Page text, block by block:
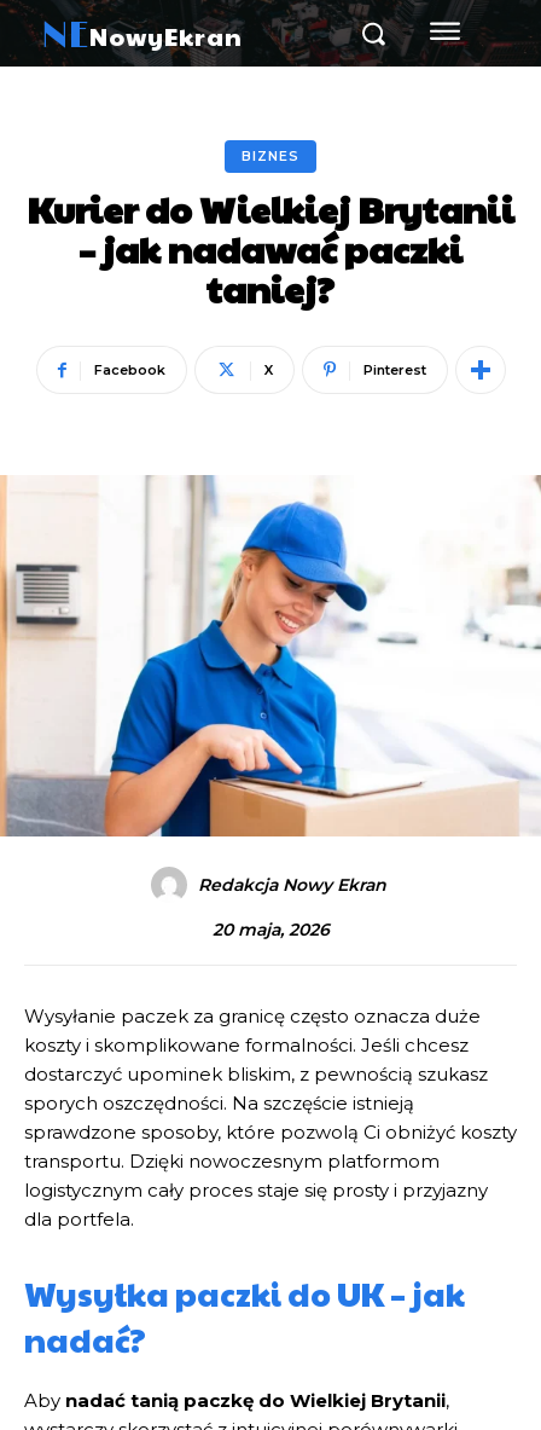
NENowyEkran
BIZNES
Kurier do Wielkiej Brytanii
– jak nadawać paczki
taniej?
Facebook X Pinterest
Redakcja Nowy Ekran
20 maja, 2026
Wysyłanie paczek za granicę często oznacza duże
koszty i skomplikowane formalności. Jeśli chcesz
dostarczyć upominek bliskim, z pewnością szukasz
sporych oszczędności. Na szczęście istnieją
sprawdzone sposoby, które pozwolą Ci obniżyć koszty
transportu. Dzięki nowoczesnym platformom
logistycznym cały proces staje się prosty i przyjazny
dla portfela.
Wysyłka paczki do UK – jak
nadać?
Aby nadać tanią paczkę do Wielkiej Brytanii,